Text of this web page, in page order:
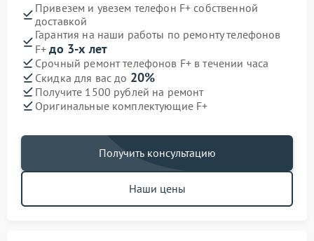
Привезем и увезем телефон F+ собственной
доставкой
Гарантия на наши работы по ремонту телефонов
F+до 3-х лет
Срочный ремонт телефонов F+ в течении часа
Скидка для вас до 20%
Получите 1500 рублей на ремонт
Оригинальные комплектующие F+
Получить консультацию
Наши цены